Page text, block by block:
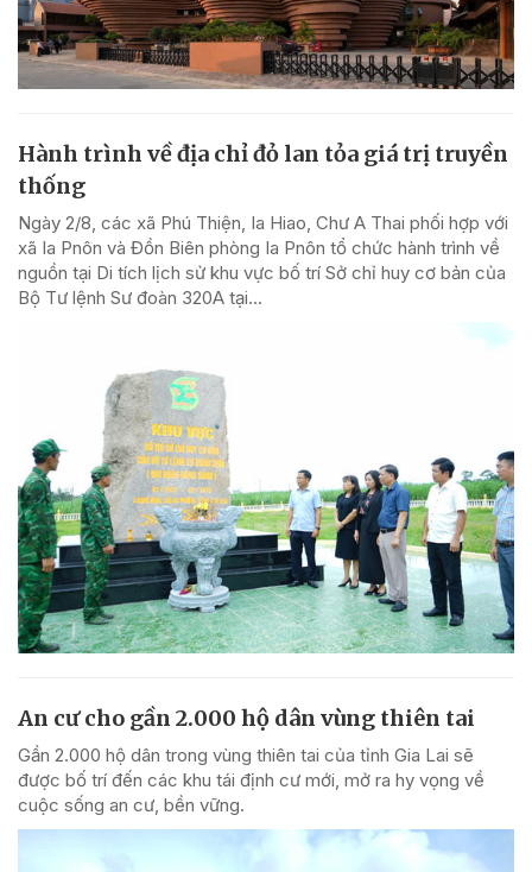
Hành trình về địa chỉ đỏ lan tỏa giá trị truyền
thống
Ngày 2/8, các xã Phú Thiện, Ia Hiao, Chư A Thai phối hợp với
xã Ia Pnôn và Đồn Biên phòng Ia Pnôn tổ chức hành trình về
nguồn tại Di tích lịch sử khu vực bố trí Sở chỉ huy cơ bản của
Bộ Tư lệnh Sư đoàn 320A tại...
An cư cho gần 2.000 hộ dân vùng thiên tai
Gần 2.000 hộ dân trong vùng thiên tai của tỉnh Gia Lai sẽ
được bố trí đến các khu tái định cư mới, mở ra hy vọng về
cuộc sống an cư, bền vững.